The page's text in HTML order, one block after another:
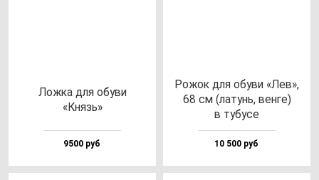
Лож­ка для обу­ви
«Князь»
9500 руб
Рожок для обу­ви «Лев»,
68 см (ла­тунь, вен­ге)
в ту­бу­се
10 500 руб